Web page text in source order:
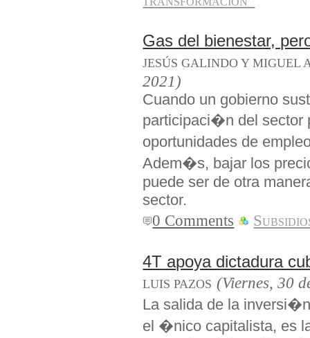
Gas del bienestar,
JESÚS GALINDO Y MIGUEL
2021)
Cuando un gobierno
participaci�n del sector
oportunidades de
Adem�s, bajar los
puede ser de otra
sector.
0 Comments
4T apoya dictadura
LUIS PAZOS (Viernes, 30
La salida de la
el �nico capitalista, es